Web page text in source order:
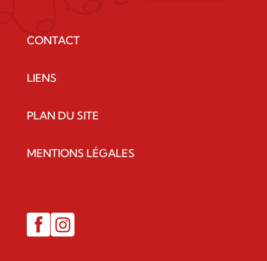
CONTACT
LIENS
PLAN DU SITE
MENTIONS LÉGALES